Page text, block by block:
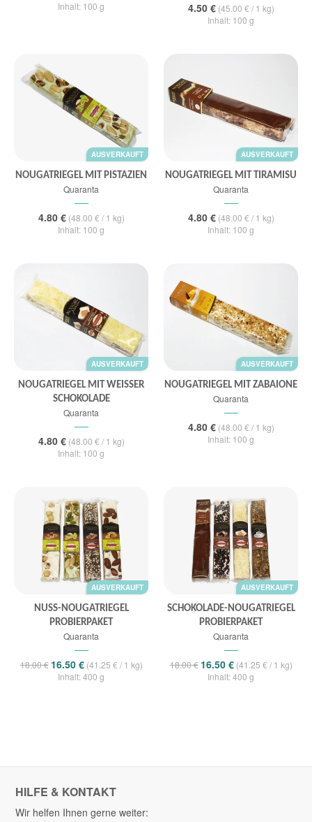
Inhalt: 100 g 4.50 €(45.00 € / 1 kg)
Inhalt: 100 g
AUSVERKAUFT
NOUGATRIEGEL MIT PISTAZIEN
Quaranta
4.80 €(48.00 € / 1 kg)
Inhalt: 100 g
AUSVERKAUFT
NOUGATRIEGEL MIT TIRAMISU
Quaranta
4.80 €(48.00 € / 1 kg)
Inhalt: 100 g
AUSVERKAUFT
NOUGATRIEGEL MIT WEISSER S
CHOKOLADE
Quaranta
4.80 €(48.00 € / 1 kg)
Inhalt: 100 g
AUSVERKAUFT
NOUGATRIEGEL MIT ZABAIONE
Quaranta
4.80 €(48.00 € / 1 kg)
Inhalt: 100 g
AUSVERKAUFT
NUSS-NOUGATRIEGEL
PROBIERPAKET
Quaranta
18.00 € 16.50 €(41.25 € / 1 kg)
Inhalt: 400 g
AUSVERKAUFT
SCHOKOLADE-NOUGATRIEGEL
PROBIERPAKET
Quaranta
18.00 € 16.50 €(41.25 € / 1 kg)
Inhalt: 400 g
HILFE & KONTAKT
Wir helfen Ihnen gerne weiter: